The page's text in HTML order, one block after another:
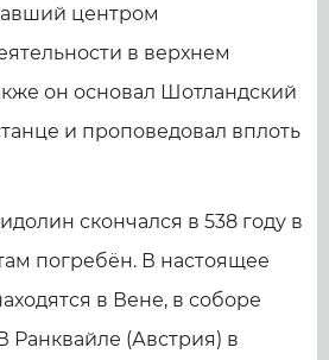
центром
в верхнем
он основал Шотландский
и проповедовал вплоть
скончался в 538 году в
погребён. В настоящее
в Вене, в соборе
Ранквайле (Австрия) в